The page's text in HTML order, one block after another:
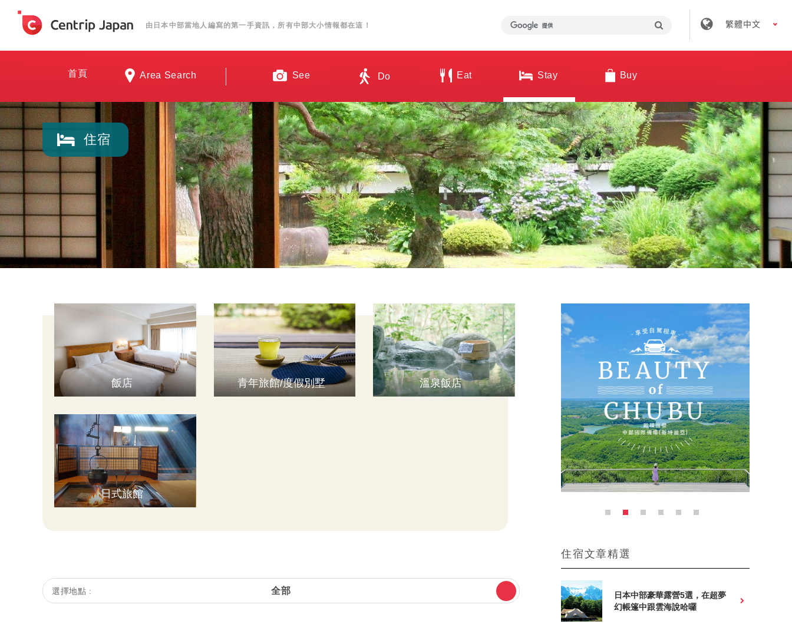
由日本中部當地人編寫的第一手資訊，所有中部大小情報都在這！ 繁體中文
首頁 Area Search See Do Eat Stay Buy
住宿
飯店 青年旅館/度假別墅 溫泉飯店
日式旅館
選擇地點 : 全部
住宿文章精選
日本中部豪華露營5選，在超夢
幻帳篷中跟雲海說哈囉